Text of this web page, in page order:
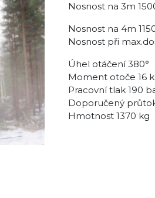
Nosnost na 3m
Nosnost na 4m
Nosnost při
Úhel otáčení 380°
Moment otoče 16
Pracovní tlak 190
Doporučený
Hmotnost 1370 kg